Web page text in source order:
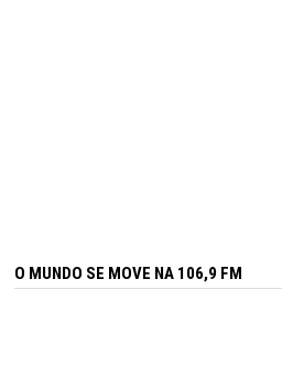
O MUNDO SE MOVE NA 106,9 FM